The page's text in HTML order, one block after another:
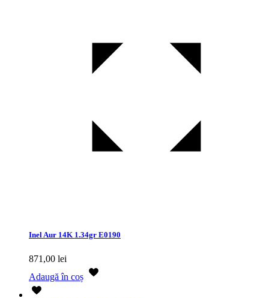
Inel Aur 14K 1.34gr E0190
871,00 lei
Adaugă în coș